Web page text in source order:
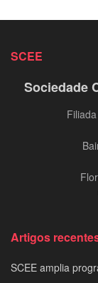
SCEE
Sociedade
Artigos
SCEE amplia